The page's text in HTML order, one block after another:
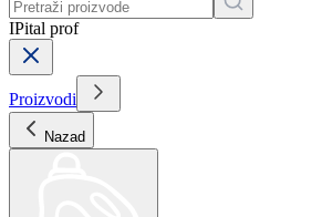
IPital prof
Proizvodi
Nazad